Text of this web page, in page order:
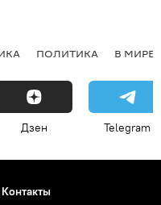
ПОЛИТИКА В МИРЕ
Дзен Telegram
Контакты